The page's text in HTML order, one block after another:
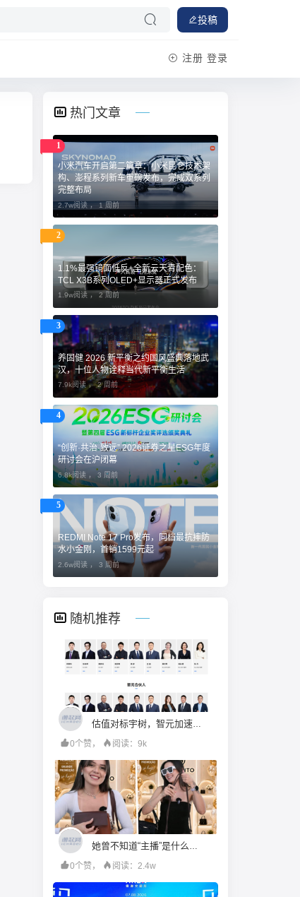
投稿
注册 登录
热门文章
1
小米汽车开启第二篇章：小米昆仑技术架
构、澎程系列新车重磅发布，完成双系列
完整布局
2.7w阅读 ， 1 周前
2
1.1%最强镜面低反+全新云天青配色：
TCL X3B系列OLED+显示器正式发布
1.9w阅读 ，2 周前
3
养固健 2026 新平衡之约国风盛典落地武
汉，十位人物诠释当代新平衡生活
7.9k阅读 ，2 周前
4
“创新·共治·致远” 2026证券之星ESG年度
研讨会在沪闭幕
6.8k阅读 ， 3 周前
5
REDMI Note 17 Pro发布，同档最抗摔防
水小金刚，首销1599元起
2.6w阅读 ， 3 周前
随机推荐
估值对标宇树，智元加速赶考
0个赞，
阅读：9k
她曾不知道“主播”是什么，如今在巴西直播间卖火中国箱包
0个赞，
阅读：2.4w